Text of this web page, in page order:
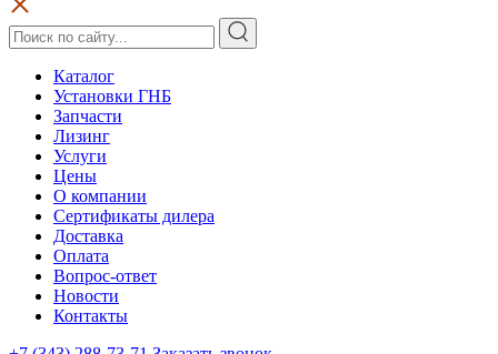
Каталог
Установки ГНБ
Запчасти
Лизинг
Услуги
Цены
О компании
Сертификаты дилера
Доставка
Оплата
Вопрос-ответ
Новости
Контакты